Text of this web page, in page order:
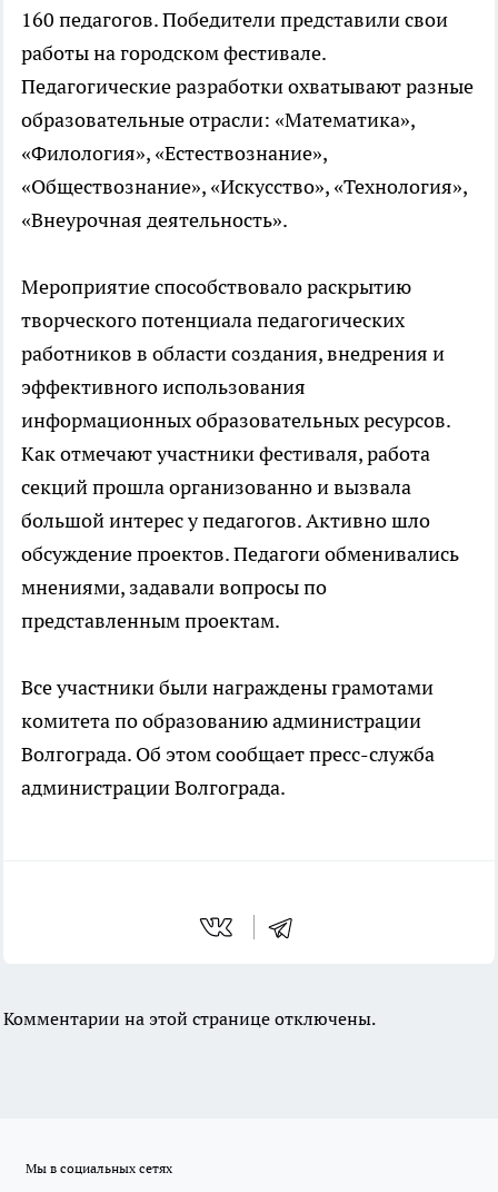
160 педагогов. Победители представили свои
работы на городском фестивале.
Педагогические разработки охватывают разные
образовательные отрасли: «Математика»,
«Филология», «Естествознание»,
«Обществознание», «Искусство», «Технология»,
«Внеурочная деятельность».
Мероприятие способствовало раскрытию
творческого потенциала педагогических
работников в области создания, внедрения и
эффективного использования
информационных образовательных ресурсов.
Как отмечают участники фестиваля, работа
секций прошла организованно и вызвала
большой интерес у педагогов. Активно шло
обсуждение проектов. Педагоги обменивались
мнениями, задавали вопросы по
представленным проектам.
Все участники были награждены грамотами
комитета по образованию администрации
Волгограда. Об этом сообщает пресс-служба
администрации Волгограда.
Комментарии на этой странице отключены.
Мы в социальных сетях